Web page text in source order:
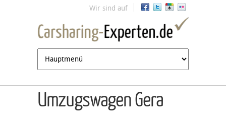
Jump to navigation
Wir sind auf
Umzugswagen Gera